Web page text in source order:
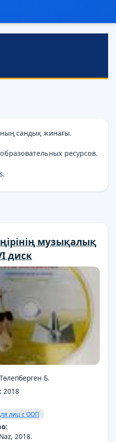
сандық жинағы.
ресурсов.
музықалық
диск
Төлепберген Б.
2018
лиц с ООП
2018.